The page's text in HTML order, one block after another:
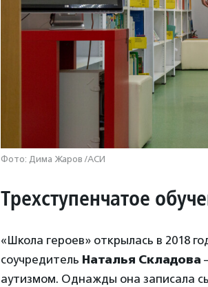
Фото: Дима Жаров /АСИ
Трехступенчатое
«Школа героев» открылась в 2018
соучредитель Наталья Складова
аутизмом. Однажды она записала